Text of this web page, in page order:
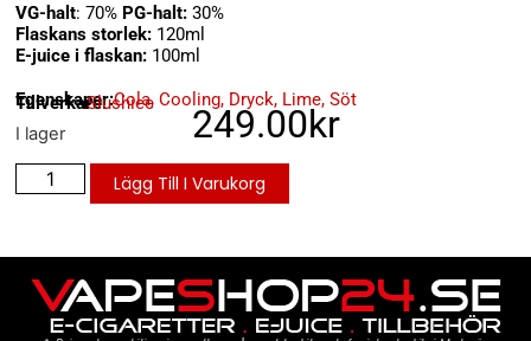
VG-halt: 70% PG-halt: 30%
Flaskans storlek: 120ml
E-juice i flaskan: 100ml
Egenskaper:Cola,Cooling, Dryck, Lime,Söt
Tillverkare:Slushiee 249.00kr
I lager
Lägg Till I Varukorg